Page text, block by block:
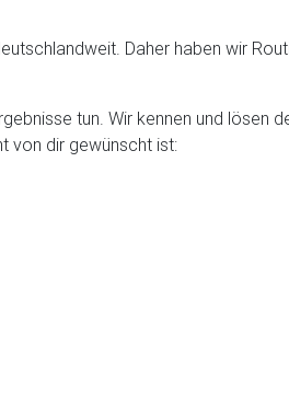
Daher haben wir
tun. Wir kennen und lösen
von dir gewünscht ist: